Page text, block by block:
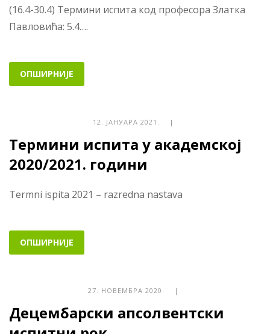
(16.4-30.4) Термини испита код професора Златка
Павловића: 5.4….
ОПШИРНИЈЕ
12. ЈАНУАРА 2021. |
Термини испита у академској
2020/2021. години
Termni ispita 2021 – razredna nastava
ОПШИРНИЈЕ
27. НОВЕМБРА 2020. |
Децембарски апсолвентски